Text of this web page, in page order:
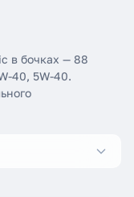
в бочках — 88
40, 5W-40.